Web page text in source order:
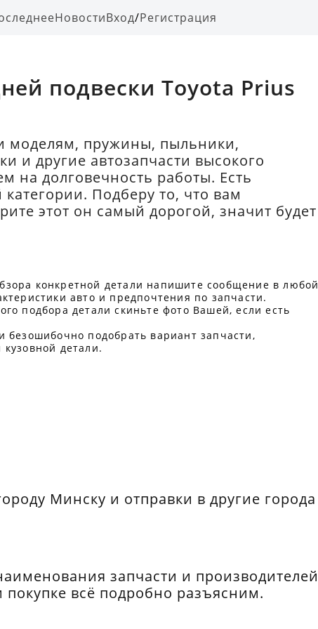
НовостиВход/Регистрация
подвески Toyota Prius
моделям, пружины, пыльники,
и другие автозапчасти высокого
на долговечность работы. Есть
Подберу то, что вам
этот он самый дорогой, значит будет
конкретной детали напишите сообщение в любой
авто и предпочтения по запчасти.
подбора детали скиньте фото Вашей, если есть
безошибочно подобрать вариант запчасти,
детали.
Минску и отправки в другие города
запчасти и производителей
покупке всё подробно разъясним.